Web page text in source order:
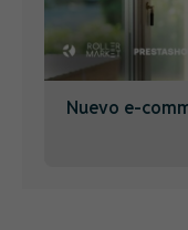
Nuevo e-